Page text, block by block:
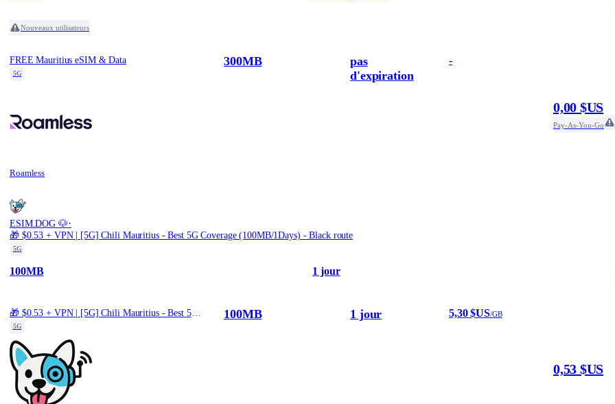
Nouveaux utilisateurs
FREE Mauritius eSIM & Data
5G
Roamless
300MB
pas
d'expiration
-
0,00 $US
Pay-As-You-Go
ESIM.DOG 🐶·
🎁 $0.53 + VPN | [5G] Chili Mauritius - Best 5G Coverage (100MB/1Days) - Black route
5G
100MB 1 jour
🎁 $0.53 + VPN | [5G] Chili Mauritius - Best 5G Coverage (100MB/1Days) - Black route
5G
100MB 1 jour 5,30 $US/GB
0,53 $US